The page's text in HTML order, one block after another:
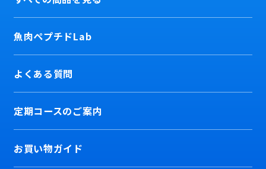
魚肉ペプチドLab
よくある質問
定期コースのご案内
お買い物ガイド